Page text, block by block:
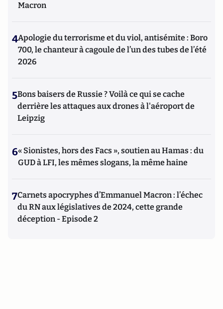
Macron
4Apologie du terrorisme et du viol, antisémite : Boro
700, le chanteur à cagoule de l’un des tubes de l’été
2026
5Bons baisers de Russie ? Voilà ce qui se cache
derrière les attaques aux drones à l'aéroport de
Leipzig
6« Sionistes, hors des Facs », soutien au Hamas : du
GUD à LFI, les mêmes slogans, la même haine
7Carnets apocryphes d’Emmanuel Macron : l’échec
du RN aux législatives de 2024, cette grande
déception - Episode 2